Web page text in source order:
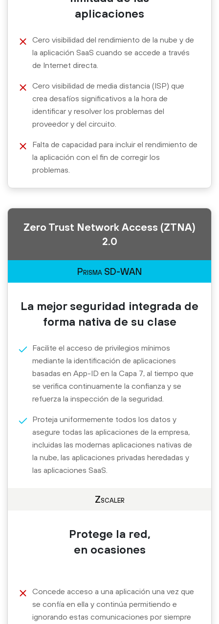
aplicaciones
Cero visibilidad del rendimiento de la nube y de
la aplicación SaaS cuando se accede a través
de Internet directa.
Cero visibilidad de media distancia (ISP) que
crea desafíos significativos a la hora de
identificar y resolver los problemas del
proveedor y del circuito.
Falta de capacidad para incluir el rendimiento de
la aplicación con el fin de corregir los
problemas.
Zero Trust Network Access (ZTNA)
2.0
Prisma SD-WAN
La mejor seguridad integrada de
forma nativa de su clase
Facilite el acceso de privilegios mínimos
mediante la identificación de aplicaciones
basadas en App-ID en la Capa 7, al tiempo que
se verifica continuamente la confianza y se
refuerza la inspección de la seguridad.
Proteja uniformemente todos los datos y
asegure todas las aplicaciones de la empresa,
incluidas las modernas aplicaciones nativas de
la nube, las aplicaciones privadas heredadas y
las aplicaciones SaaS.
Zscaler
Protege la red,
en ocasiones
Concede acceso a una aplicación una vez que
se confía en ella y continúa permitiendo e
ignorando estas comunicaciones por siempre